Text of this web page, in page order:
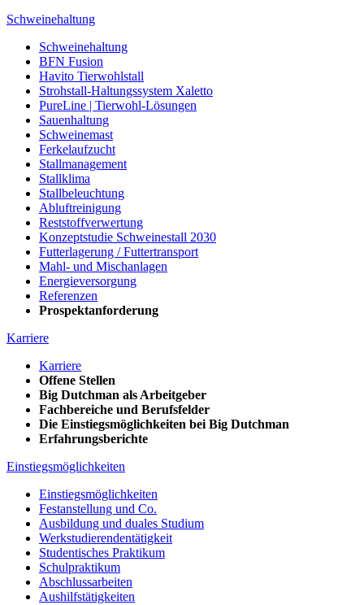
Schweinehaltung
Schweinehaltung
BFN Fusion
Havito Tierwohlstall
Strohstall-Haltungssystem Xaletto
PureLine | Tierwohl-Lösungen
Sauenhaltung
Schweinemast
Ferkelaufzucht
Stallmanagement
Stallklima
Stallbeleuchtung
Abluftreinigung
Reststoffverwertung
Konzeptstudie Schweinestall 2030
Futterlagerung / Futtertransport
Mahl- und Mischanlagen
Energieversorgung
Referenzen
Prospektanforderung
Karriere
Karriere
Offene Stellen
Big Dutchman als Arbeitgeber
Fachbereiche und Berufsfelder
Die Einstiegsmöglichkeiten bei Big Dutchman
Erfahrungsberichte
Einstiegsmöglichkeiten
Einstiegsmöglichkeiten
Festanstellung und Co.
Ausbildung und duales Studium
Werkstudierendentätigkeit
Studentisches Praktikum
Schulpraktikum
Abschlussarbeiten
Aushilfstätigkeiten